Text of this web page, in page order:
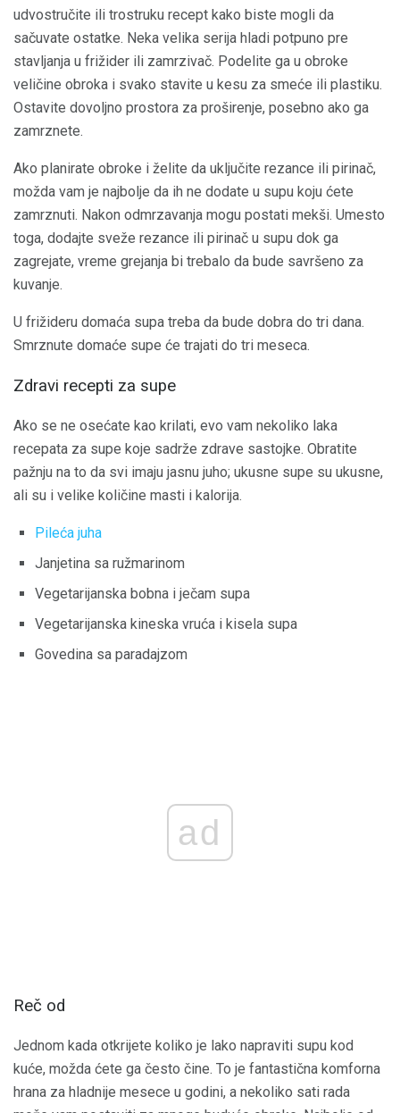
udvostručite ili trostruku recept kako biste mogli da
sačuvate ostatke. Neka velika serija hladi potpuno pre
stavljanja u frižider ili zamrzivač. Podelite ga u obroke
veličine obroka i svako stavite u kesu za smeće ili plastiku.
Ostavite dovoljno prostora za proširenje, posebno ako ga
zamrznete.
Ako planirate obroke i želite da uključite rezance ili pirinač,
možda vam je najbolje da ih ne dodate u supu koju ćete
zamrznuti. Nakon odmrzavanja mogu postati mekši. Umesto
toga, dodajte sveže rezance ili pirinač u supu dok ga
zagrejate, vreme grejanja bi trebalo da bude savršeno za
kuvanje.
U frižideru domaća supa treba da bude dobra do tri dana.
Smrznute domaće supe će trajati do tri meseca.
Zdravi recepti za supe
Ako se ne osećate kao krilati, evo vam nekoliko laka
recepata za supe koje sadrže zdrave sastojke. Obratite
pažnju na to da svi imaju jasnu juho; ukusne supe su ukusne,
ali su i velike količine masti i kalorija.
Pileća juha
Janjetina sa ružmarinom
Vegetarijanska bobna i ječam supa
Vegetarijanska kineska vruća i kisela supa
Govedina sa paradajzom
ad
Reč od
Jednom kada otkrijete koliko je lako napraviti supu kod
kuće, možda ćete ga često čine. To je fantastična komforna
hrana za hladnije mesece u godini, a nekoliko sati rada